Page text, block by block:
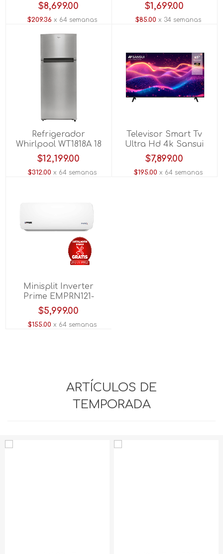
$8,699.00
$209.36 x 64 semanas
$1,699.00
$85.00 x 34 semanas
Refrigerador
Whirlpool WT1818A 18
Pies A/inox.
$12,199.00
$312.00 x 64 semanas
Televisor Smart Tv
Ultra Hd 4k Sansui
SMX65KAUW 65"
$7,899.00
$195.00 x 64 semanas
Minisplit Inverter
Prime EMPRN121-
B3/CMPRN121-B3 1
TON 110V C/CALEF
Blanco
$5,999.00
$155.00 x 64 semanas
ARTÍCULOS DE
TEMPORADA